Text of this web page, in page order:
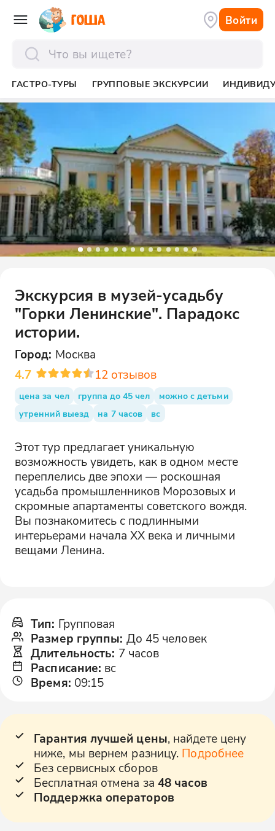
Войти
ГАСТРО-ТУРЫ ГРУППОВЫЕ ЭКСКУРСИИ
Экскурсия в музей-усадьбу
"Горки Ленинские". Парадокс
истории.
Город: Москва
4.7
12 отзывов
цена за чел группа до 45 чел
можно с детьми
утренний выезд
на 7 часов вс
Этот тур предлагает уникальную
возможность увидеть, как в одном месте
переплелись две эпохи — роскошная
усадьба промышленников Морозовых и
скромные апартаменты советского вождя.
Вы познакомитесь с подлинными
интерьерами начала XX века и личными
вещами Ленина.
Тип: Групповая
Размер группы: До 45 человек
Длительность: 7 часов
Расписание: вс
Время: 09:15
Гарантия лучшей цены, найдете цену
ниже, мы вернем разницу. Подробнее
Без сервисных сборов
Бесплатная отмена за 48 часов
Поддержка операторов